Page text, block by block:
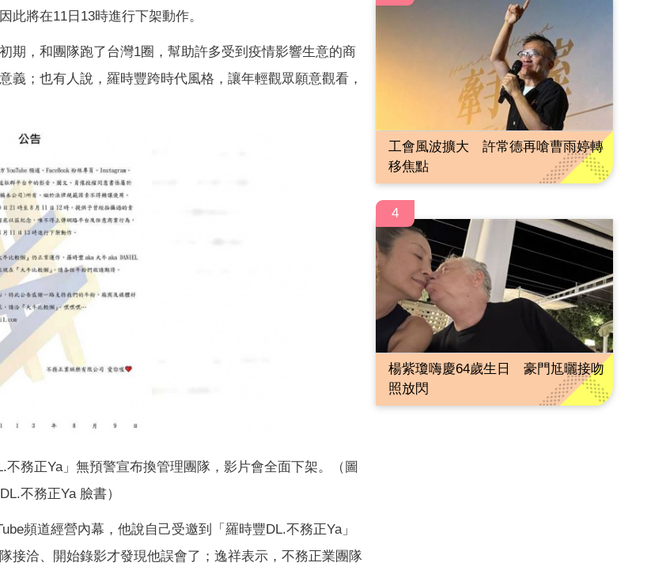
此將在11日13時進行下架動作。
期，和團隊跑了台灣1圈，幫助許多受到疫情影響生意的商
；也有人說，羅時豐跨時代風格，讓年輕觀眾願意觀看，
不務正Ya」無預警宣布換管理團隊，影片會全面下架。（圖
不務正Ya 臉書）
頻道經營內幕，他說自己受邀到「羅時豐DL.不務正Ya」
接洽、開始錄影才發現他誤會了；逸祥表示，不務正業團隊
工會風波擴大 許常德再嗆曹雨婷轉
移焦點
4
楊紫瓊嗨慶64歲生日 豪門尪曬接吻
照放閃